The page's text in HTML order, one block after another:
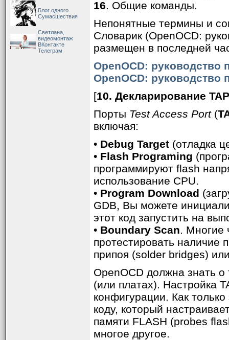
Блог одного
Сумасшествия
Светлана,
видеомонтаж
ВКонтакте
Телеграм
16. Общие команды.
Непонятные термины и
Словарик (OpenOCD:
размещен в последней
OpenOCD: руководство
OpenOCD: руководство
[10. Декларирование TAP
Порты Test Access Port(
включая:
• Debug Target (отладка
• Flash Programing
программируют flash
использование CPU.
• Program Download
GDB, Вы можете
этот код запустить на
• Boundary Scan. Многие
протестировать наличие
припоя (solder bridges)
OpenOCD должна знать
(или платах). Настройка
конфигурации. Как
коду, который
памяти FLASH (probes
многое другое.